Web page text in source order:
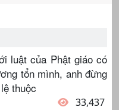
luật của Phật giáo có
tổn mình, anh đừng
thuộc
33,437